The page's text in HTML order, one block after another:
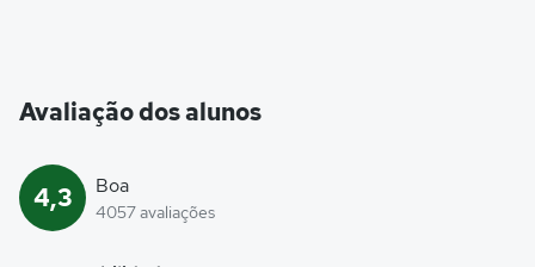
Avaliação dos alunos
4,3 Boa
4057 avaliações